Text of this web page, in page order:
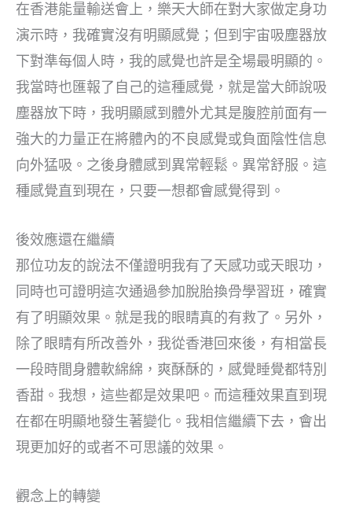
在香港能量輸送會上，樂天大師在對大家做定身功
演示時，我確實沒有明顯感覺；但到宇宙吸塵器放
下對準每個人時，我的感覺也許是全場最明顯的。
我當時也匯報了自己的這種感覺，就是當大師說吸
塵器放下時，我明顯感到體外尤其是腹腔前面有一
強大的力量正在將體內的不良感覺或負面陰性信息
向外猛吸。之後身體感到異常輕鬆。異常舒服。這
種感覺直到現在，只要一想都會感覺得到。
後效應還在繼續
那位功友的說法不僅證明我有了天感功或天眼功，
同時也可證明這次通過參加脫胎換骨學習班，確實
有了明顯效果。就是我的眼睛真的有救了。另外，
除了眼睛有所改善外，我從香港回來後，有相當長
一段時間身體軟綿綿，爽酥酥的，感覺睡覺都特別
香甜。我想，這些都是效果吧。而這種效果直到現
在都在明顯地發生著變化。我相信繼續下去，會出
現更加好的或者不可思議的效果。
觀念上的轉變